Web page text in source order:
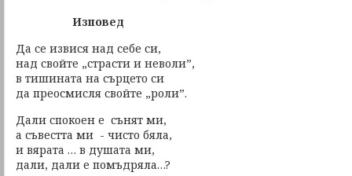
Изповед
Да се извися над себе си,
над свойте „страсти и неволи”,
в тишината на сърцето си
да преосмисля свойте „роли”.
Дали спокоен е сънят ми,
а съвестта ми - чисто бяла,
и вярата … в душата ми,
дали, дали е помъдряла…?